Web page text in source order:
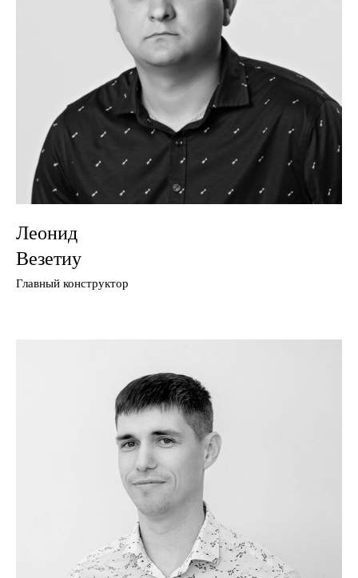
Леонид
Везетиу
Главный конструктор